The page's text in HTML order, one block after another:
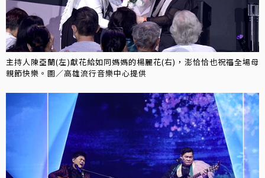
主持人陳亞蘭(左)獻花給如同媽媽的楊麗花(右)，澎恰恰也祝福全場母
親節快樂。圖／高雄流行音樂中心提供